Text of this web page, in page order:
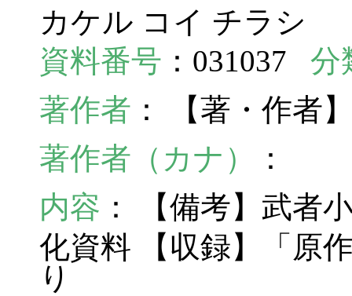
カケル コイ チラシ
資料番号 ：031037 分
著作者 ： 【著・作者
著作者（カナ）
：
内容 ： 【備考】武者
化資料 【収録】「原
り